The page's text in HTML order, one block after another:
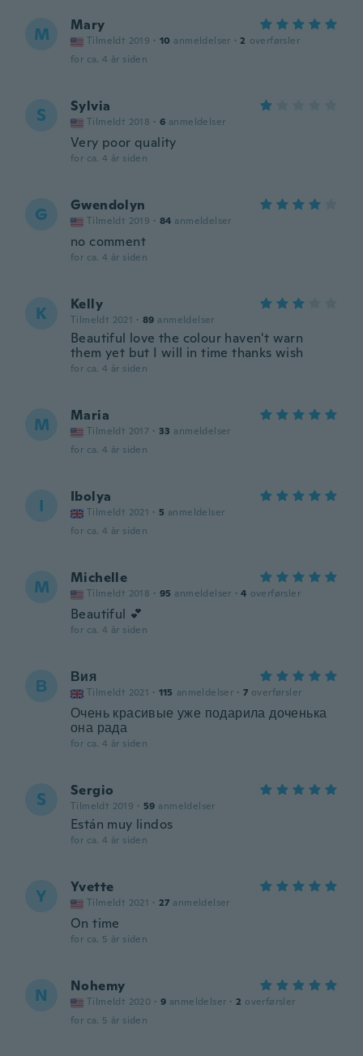
M Mary
Tilmeldt 2019 · 10 anmeldelser · 2 overførsler
for ca. 4 år siden
S Sylvia
Tilmeldt 2018 · 6 anmeldelser
Very poor quality
for ca. 4 år siden
G Gwendolyn
Tilmeldt 2019 · 84 anmeldelser
no comment
for ca. 4 år siden
K Kelly
Tilmeldt 2021 · 89 anmeldelser
Beautiful love the colour haven't warn
them yet but I will in time thanks wish
for ca. 4 år siden
M Maria
Tilmeldt 2017 · 33 anmeldelser
for ca. 4 år siden
I Ibolya
Tilmeldt 2021 · 5 anmeldelser
for ca. 4 år siden
M Michelle
Tilmeldt 2018 · 95 anmeldelser · 4 overførsler
Beautiful 💕
for ca. 4 år siden
В Вия
Tilmeldt 2021 · 115 anmeldelser · 7 overførsler
Очень красивые уже подарила доченька
она рада
for ca. 4 år siden
S Sergio
Tilmeldt 2019 · 59 anmeldelser
Están muy lindos
for ca. 4 år siden
Y Yvette
Tilmeldt 2021 · 27 anmeldelser
On time
for ca. 5 år siden
N Nohemy
Tilmeldt 2020 · 9 anmeldelser · 2 overførsler
for ca. 5 år siden